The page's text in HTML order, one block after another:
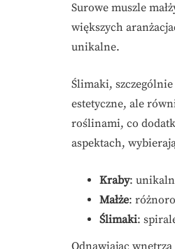
Surowe muszle
większych
unikalne.
Ślimaki,
estetyczne, ale
roślinami, co
aspektach,
Kraby:
Małże:
Ślimaki: